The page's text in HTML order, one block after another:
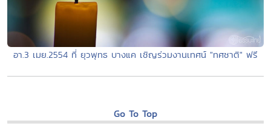
อา.3 เมย.2554 ที่ ยุวพุทธ บางแค เชิญร่วมงานเทศน์ "ทศชาติ" ฟรี
Go To Top